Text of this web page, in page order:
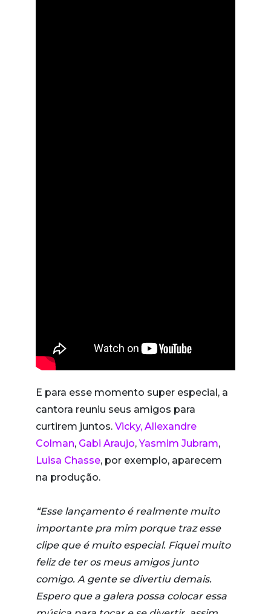
E para esse momento super especial, a
cantora reuniu seus amigos para
curtirem juntos. Vicky, Allexandre
Colman, Gabi Araujo,Yasmim Jubram,
Luisa Chasse, por exemplo, aparecem
na produção.
“Esse lançamento é realmente muito
importante pra mim porque traz esse
clipe que é muito especial. Fiquei muito
feliz de ter os meus amigos junto
comigo. A gente se divertiu demais.
Espero que a galera possa colocar essa